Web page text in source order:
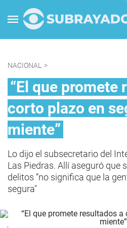
NACIONAL >
“El que promete
corto plazo en
miente”
Lo dijo el subsecretario del
Las Piedras. Allí aseguró que
delitos “no significa que la
segura"